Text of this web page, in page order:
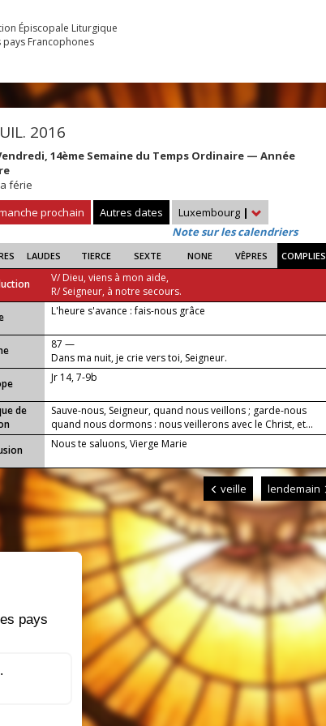
Épiscopale Liturgique
pays Francophones
2016
14ème Semaine du Temps Ordinaire — Année
férie
prochain
Autres dates Luxembourg |
Note sur les calendriers
LAUDES TIERCE SEXTE NONE VÊPRES COMPLIES
V/ Dieu, viens à mon aide,
R/ Seigneur, à notre secours.
...
L'heure s'avance : fais-nous grâce
87 —
Dans ma nuit, je crie vers toi, Seigneur.
Jr 14, 7-9b
de
Sauve-nous, Seigneur, quand nous veillons ; garde-nous
quand nous dormons : nous veillerons avec le Christ, et...
Nous te saluons, Vierge Marie
veille lendemain